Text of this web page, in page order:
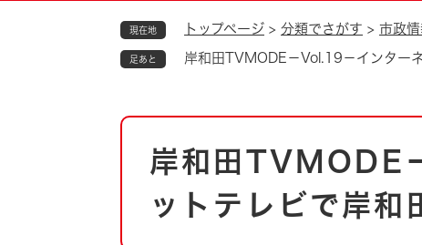
住民票・戸籍
ごみ・衛生・動物 救急・消防
防災・防犯 上水道・下水道
自然・環境・公園 住宅
引っ越し
学校 福祉・健
観光
現在地 トップページ > 分類でさがす > 市政情
足あと 岸和田TVMODE－Vol.19－インター
本
岸和田TVMODE
ットテレビで岸和